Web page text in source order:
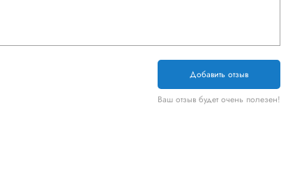
Добавить отзыв
Ваш отзыв будет очень полезен!